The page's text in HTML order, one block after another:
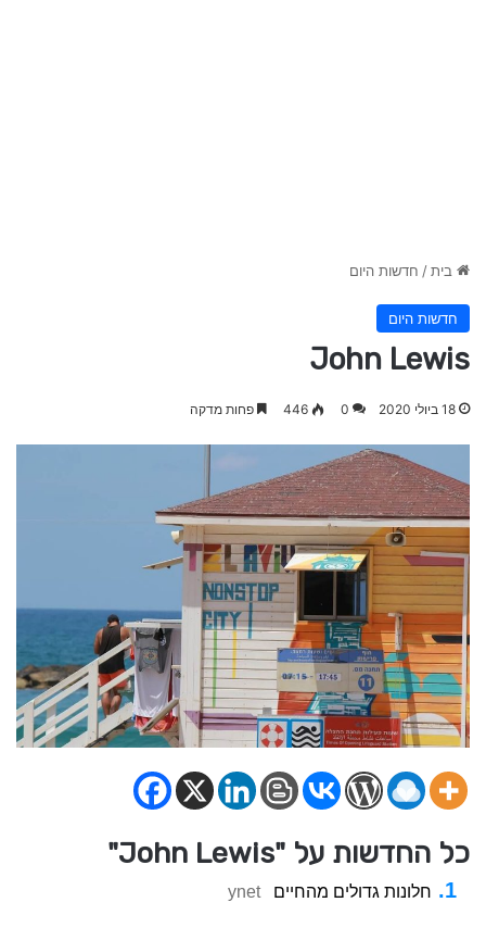
בית/ חדשות היום
חדשות היום
John Lewis
18 ביולי 2020 0
446 פחות מדקה
כל החדשות על "John Lewis"
חלונות גדולים מהחיים ynet